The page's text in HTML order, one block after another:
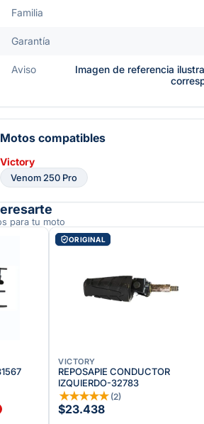
Familia
Garantía
Aviso
Imagen de referencia
Motos compatibles
Victory
Venom 250 Pro
para tu moto
ORIGINAL
VICTORY
REPOSAPIE CONDUCTOR
IZQUIERDO-32783
★★★★★ (2)
$23.438